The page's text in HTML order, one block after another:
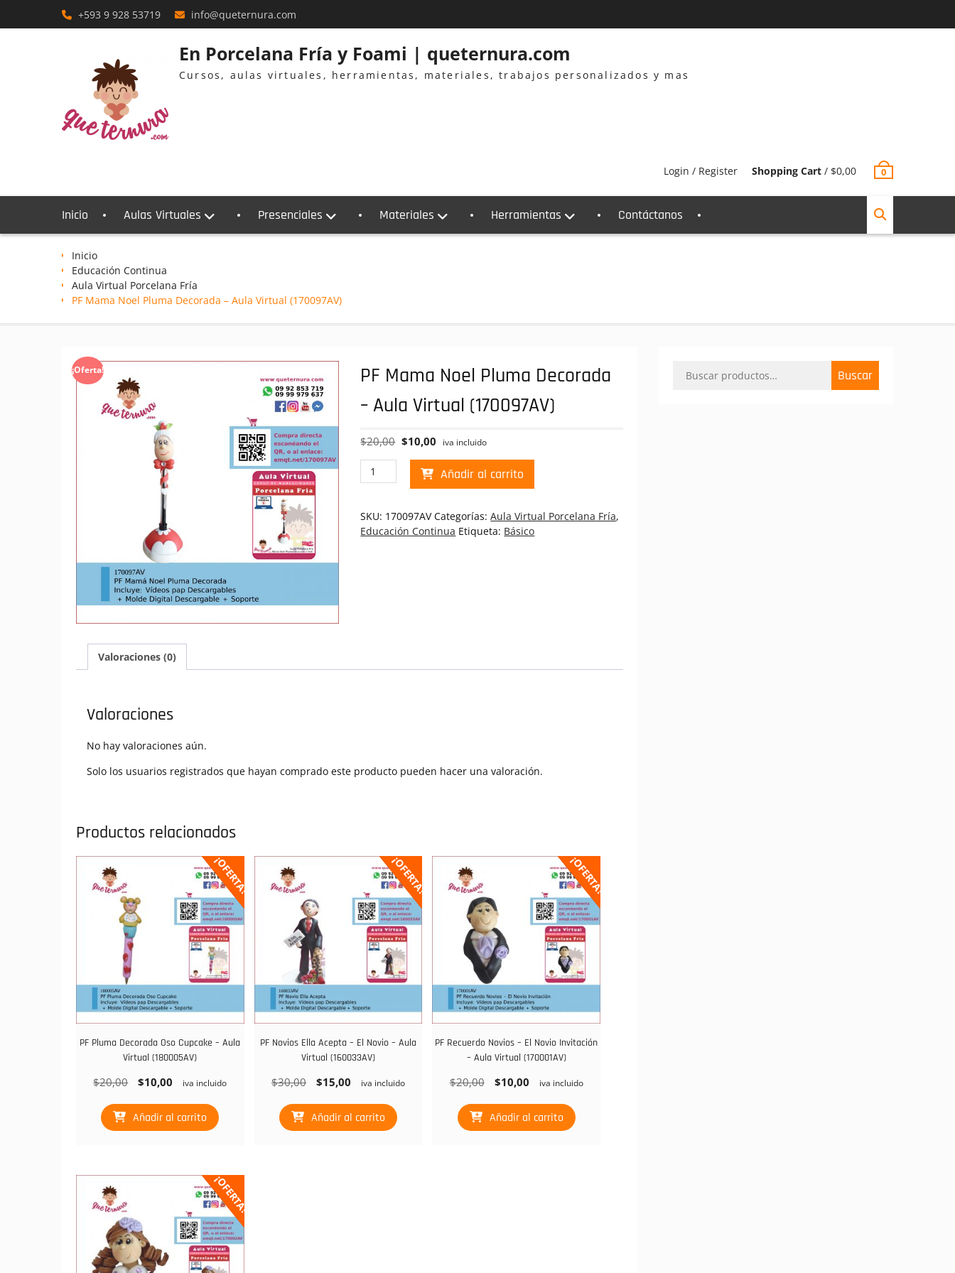
+593 9 928 53719 info@queternura.com
En Porcelana Fría y Foami | queternura.com
Cursos, aulas virtuales, herramientas, materiales, trabajos personalizados y mas
Login / Register Shopping Cart / $0,00 0
Inicio Aulas Virtuales Presenciales Materiales Herramientas Contáctanos
Inicio
Educación Continua
Aula Virtual Porcelana Fría
PF Mama Noel Pluma Decorada – Aula Virtual (170097AV)
¡Oferta!
PF Mama Noel Pluma Decorada
– Aula Virtual (170097AV)
$20,00 El
precio
original
era:
$10,00 El
precio
actual
es:
iva incluido
Mama
Pluma
Decorada
-
Añadir al carrito
SKU: 170097AV Categorías:Aula Virtual Porcelana Fría,
Educación Continua Etiqueta: Básico
Valoraciones (0)
Valoraciones
No hay valoraciones aún.
Solo los usuarios registrados que hayan comprado este producto pueden hacer una valoración.
Productos relacionados
¡OFERTA!
PF Pluma Decorada Oso Cupcake – Aula
Virtual (180005AV)
$20,00
El
original
era:
$10,00
El
actual
es:
iva incluido
Añadir al carrito
¡OFERTA!
PF Novios Ella Acepta – El Novio – Aula
Virtual (160033AV)
$30,00
El
original
era:
$15,00
El
actual
es:
iva incluido
Añadir al carrito
¡OFERTA!
PF Recuerdo Novios – El Novio Invitación
– Aula Virtual (170001AV)
$20,00
El
original
era:
$10,00
El
actual
es:
iva incluido
Añadir al carrito
¡OFERTA!
por:
Buscar